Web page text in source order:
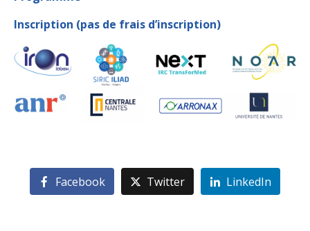
Inscription (pas de frais d’inscription)
Facebook Twitter LinkedIn